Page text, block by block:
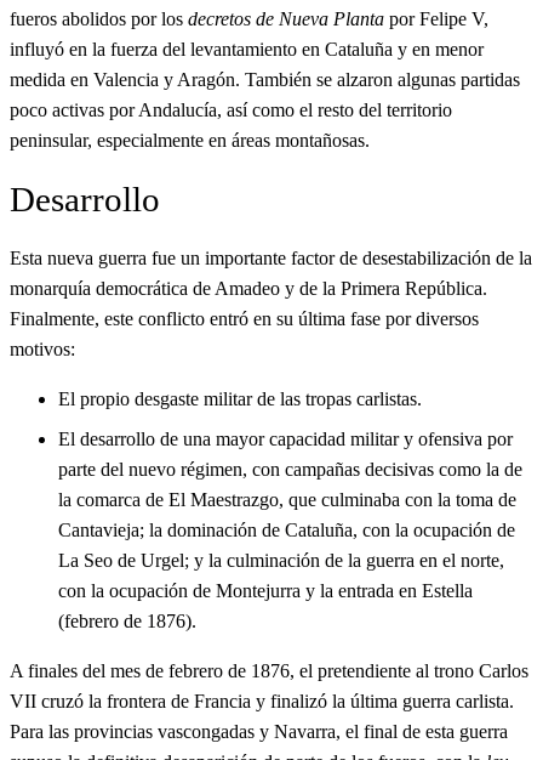
fueros abolidos por los decretos de Nueva Planta por Felipe V,
influyó en la fuerza del levantamiento en Cataluña y en menor
medida en Valencia y Aragón. También se alzaron algunas partidas
poco activas por Andalucía, así como el resto del territorio
peninsular, especialmente en áreas montañosas.
Desarrollo
Esta nueva guerra fue un importante factor de desestabilización de la
monarquía democrática de Amadeo y de la Primera República.
Finalmente, este conflicto entró en su última fase por diversos
motivos:
El propio desgaste militar de las tropas carlistas.
El desarrollo de una mayor capacidad militar y ofensiva por
parte del nuevo régimen, con campañas decisivas como la de
la comarca de El Maestrazgo, que culminaba con la toma de
Cantavieja; la dominación de Cataluña, con la ocupación de
La Seo de Urgel; y la culminación de la guerra en el norte,
con la ocupación de Montejurra y la entrada en Estella
(febrero de 1876).
A finales del mes de febrero de 1876, el pretendiente al trono Carlos
VII cruzó la frontera de Francia y finalizó la última guerra carlista.
Para las provincias vascongadas y Navarra, el final de esta guerra